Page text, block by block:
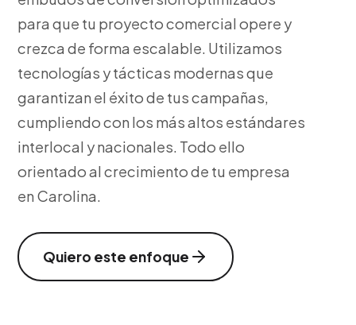
para que tu proyecto comercial opere y
crezca de forma escalable. Utilizamos
tecnologías y tácticas modernas que
garantizan el éxito de tus campañas,
cumpliendo con los más altos estándares
interlocal y nacionales. Todo ello
orientado al crecimiento de tu empresa
en Carolina.
Quiero este enfoque